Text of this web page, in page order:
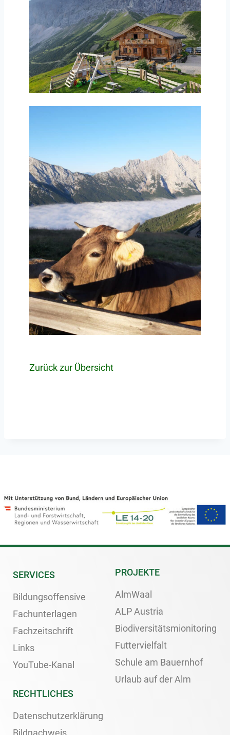
Zurück zur Übersicht
SERVICES
Bildungsoffensive
Fachunterlagen
Fachzeitschrift
Links
YouTube-Kanal
PROJEKTE
AlmWaal
ALP Austria
Biodiversitätsmionitoring
Futtervielfalt
Schule am Bauernhof
Urlaub auf der Alm
RECHTLICHES
Datenschutzerklärung
Bildnachweis